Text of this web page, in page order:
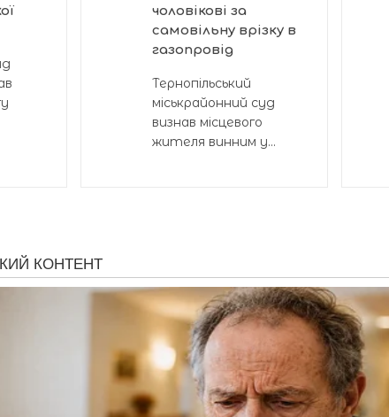
чоловікові за
самовільну врізку в
газопровід
Тернопільський
міськрайонний суд
визнав місцевого
жителя винним у...